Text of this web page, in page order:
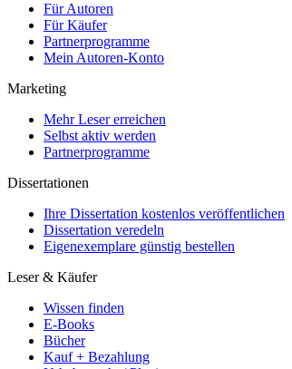
Für Autoren
Für Käufer
Partnerprogramme
Mein Autoren-Konto
Marketing
Mehr Leser erreichen
Selbst aktiv werden
Partnerprogramme
Dissertationen
Ihre Dissertation kostenlos veröffentlichen
Dissertation veredeln
Eigenexemplare günstig bestellen
Leser & Käufer
Wissen finden
E-Books
Bücher
Kauf + Bezahlung